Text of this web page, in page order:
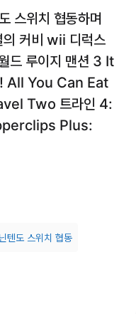
스위치 협동하며
의 커비 wii 디럭스
드 루이지 맨션 3 It
You Can Eat
Two 트라인 4:
Plus:
닌텐도 스위치 협동